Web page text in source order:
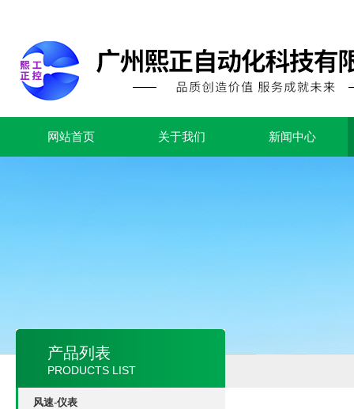
网站首页 关于我们 新闻中心
产品列表
PRODUCTS LIST
风速-仪表